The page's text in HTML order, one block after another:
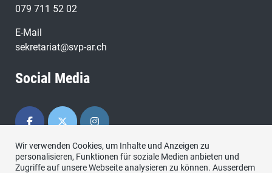
079 711 52 02
E-Mail
sekretariat@svp-ar.ch
Social Media
Wir verwenden Cookies, um Inhalte und Anzeigen zu
personalisieren, Funktionen für soziale Medien anbieten und
Zugriffe auf unsere Webseite analysieren zu können. Ausserdem